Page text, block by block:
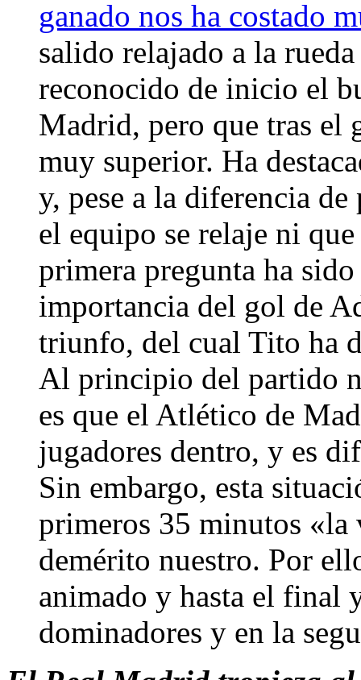
ganado nos ha costado
salido relajado a la
reconocido de inicio el
Madrid, pero que tras el
muy superior. Ha
y, pese a la diferencia
el equipo se relaje ni
primera pregunta ha
importancia del gol de
triunfo, del cual Tito ha
Al principio del partido
es que el Atlético de
jugadores dentro, y es
Sin embargo, esta
primeros 35 minutos
demérito nuestro. Por
animado y hasta el final
dominadores y en la